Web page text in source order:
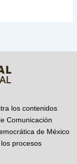
los contenidos
Comunicación
de México
procesos